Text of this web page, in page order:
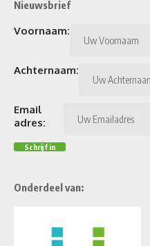
Nieuwsbrief
Voornaam:
Achternaam:
Email
adres:
Onderdeel van: